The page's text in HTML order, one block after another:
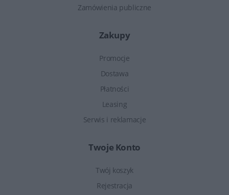
Zamówienia publiczne
Zakupy
Promocje
Dostawa
Płatności
Leasing
Serwis i reklamacje
Twoje Konto
Twój koszyk
Rejestracja